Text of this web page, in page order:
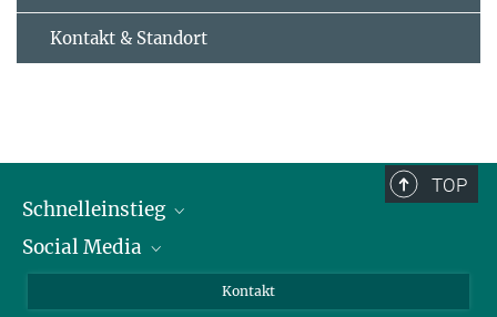
Kontakt & Standort
TOP
Schnelleinstieg
Alumni
Social Media
Kontakt